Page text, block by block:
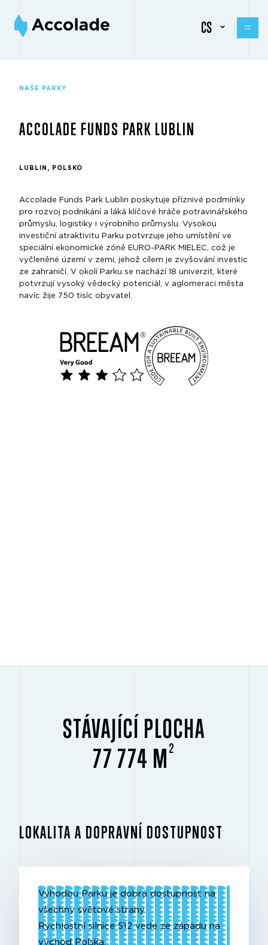
CS
NAŠE PARKY
ACCOLADE FUNDS PARK LUBLIN
LUBLIN, POLSKO
Accolade Funds Park Lublin poskytuje příznivé podmínky
pro rozvoj podnikání a láká klíčové hráče potravinářského
průmyslu, logistiky i výrobního průmyslu. Vysokou
investiční atraktivitu Parku potvrzuje jeho umístění ve
speciální ekonomické zóně EURO-PARK MIELEC, což je
vyčleněné území v zemi, jehož cílem je zvyšování investic
ze zahraničí. V okolí Parku se nachází 18 univerzit, které
potvrzují vysoký vědecký potenciál, v aglomeraci města
navíc žije 750 tisíc obyvatel.
STÁVAJÍCÍ PLOCHA
77 774 M 2
LOKALITA A DOPRAVNÍ DOSTUPNOST
Výhodou Parku je dobrá dostupnost na
všechny světové strany.
Rychlostní silnice S12 vede ze západu na
východ Polska.